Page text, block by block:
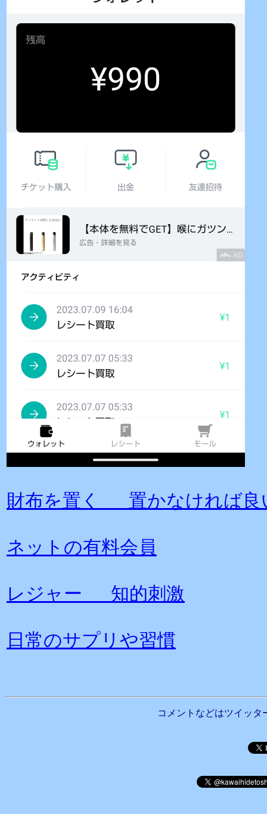
財布を置く 置かなければ良
ネットの有料会員
レジャー 知的刺激
日常のサプリや習慣
コメントなどはツイッタ